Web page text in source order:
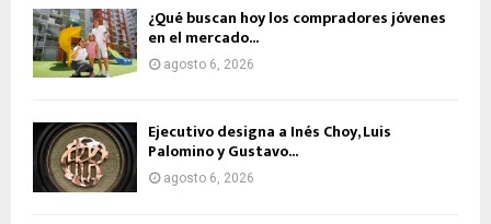
¿Qué buscan hoy los compradores jóvenes
en el mercado...
agosto 6, 2026
Ejecutivo designa a Inés Choy, Luis
Palomino y Gustavo...
agosto 6, 2026